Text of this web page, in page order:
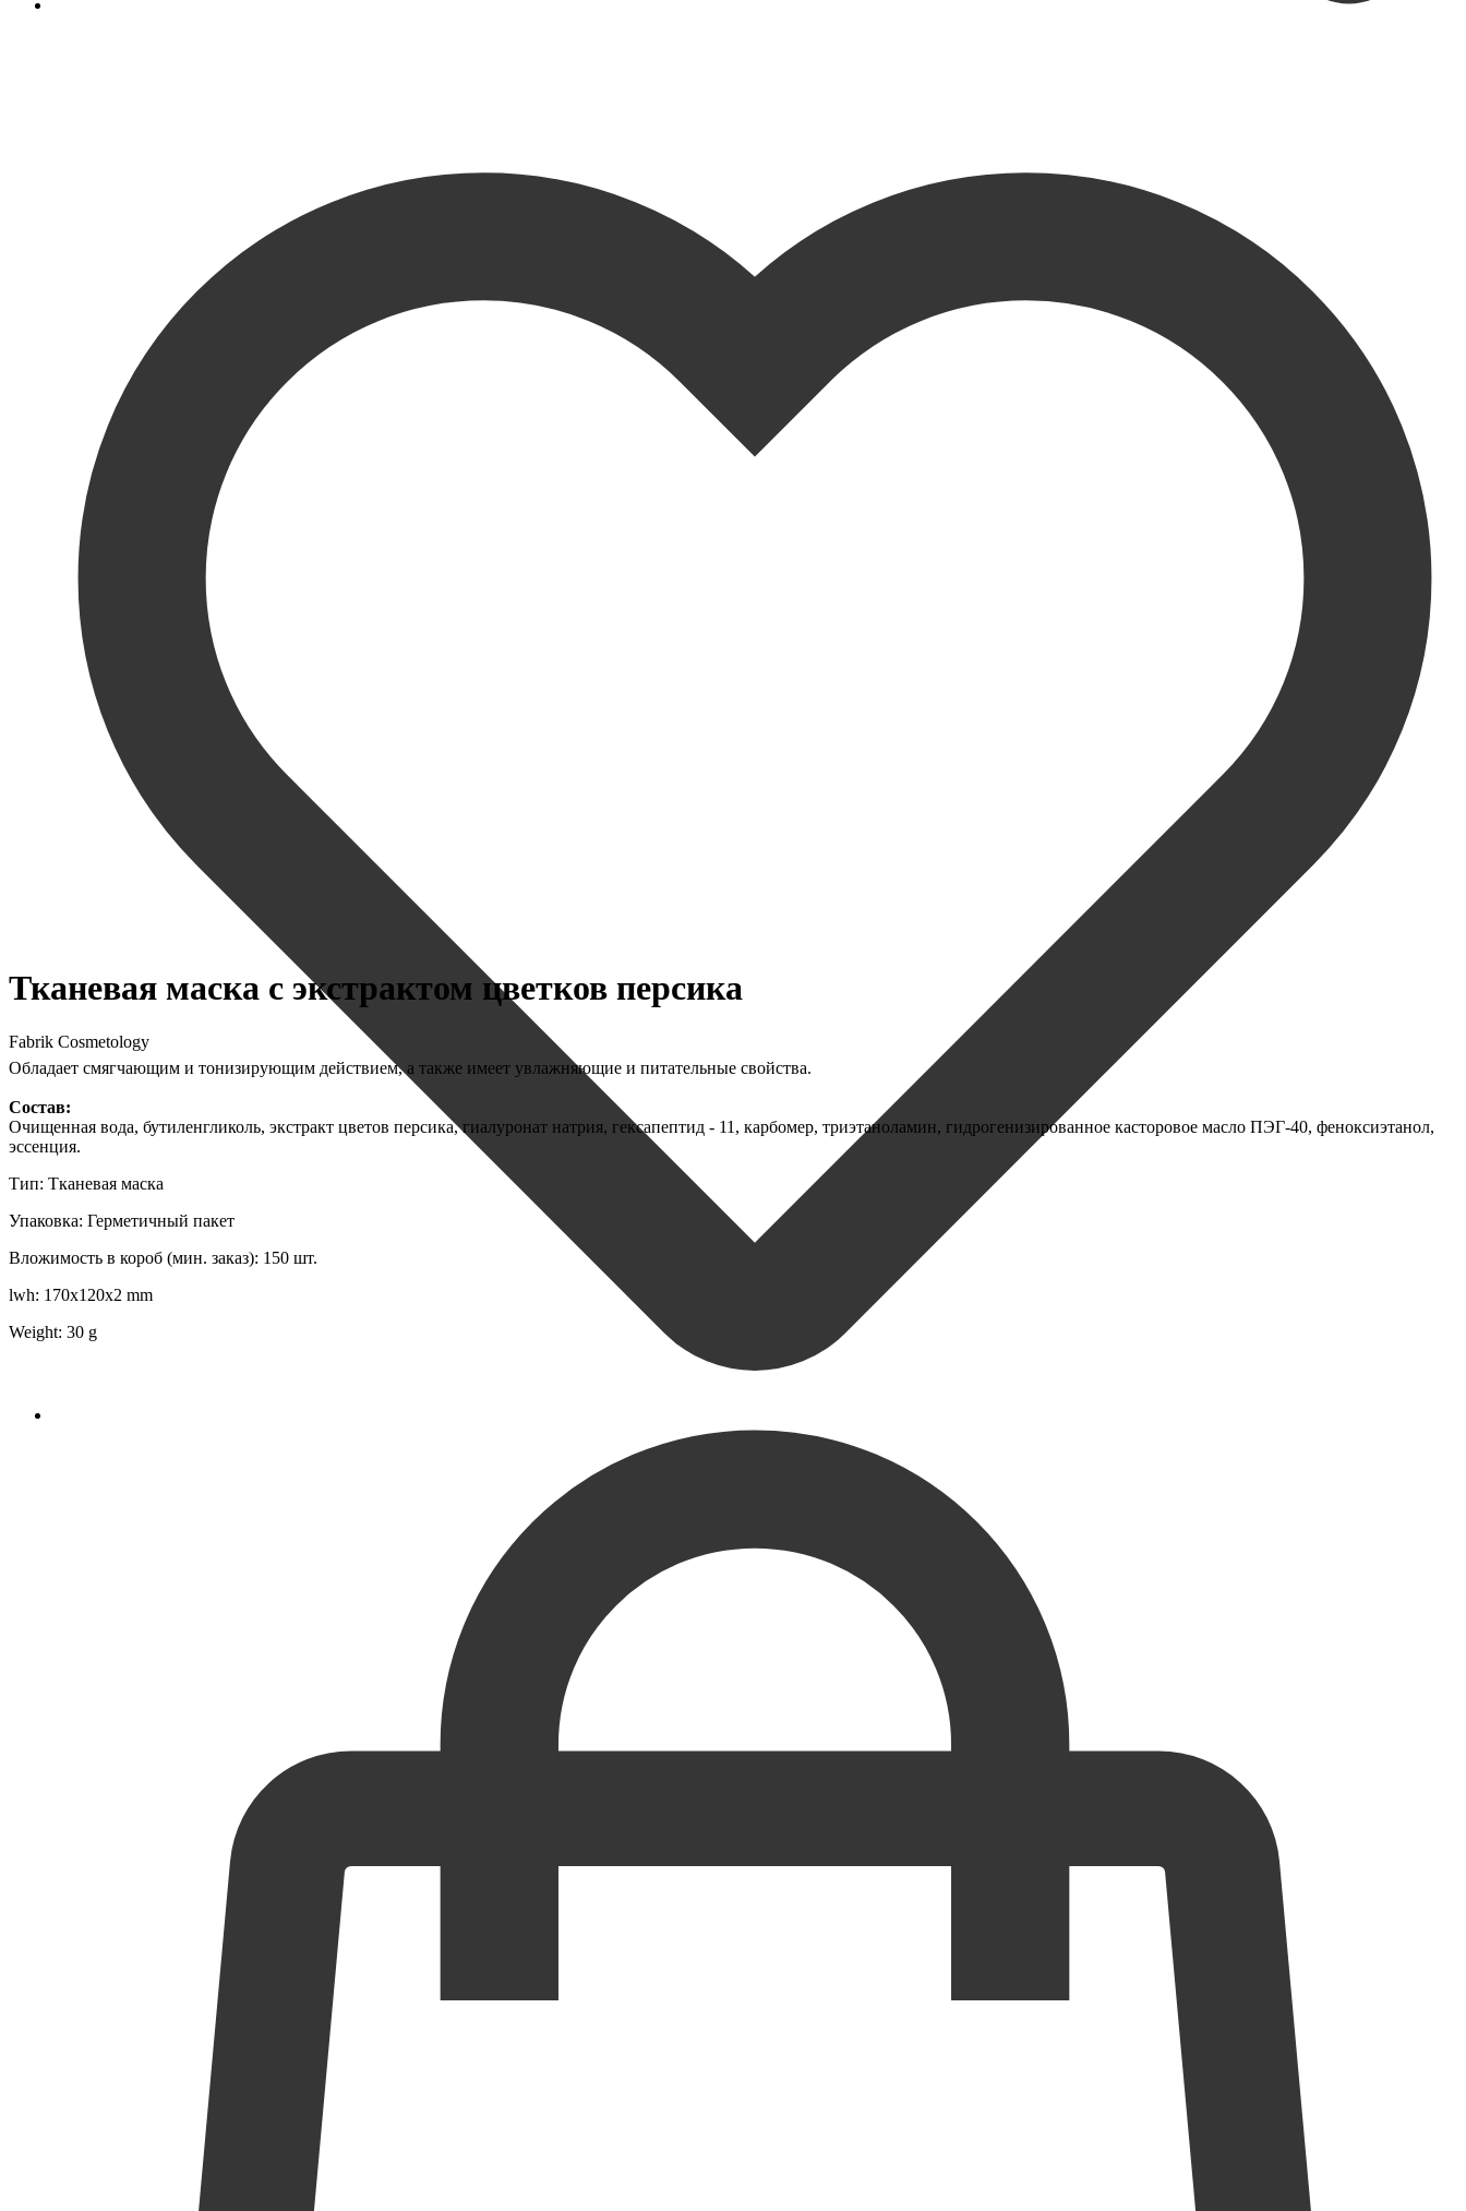
Тканевая маска с экстрактом цветков персика
Fabrik Cosmetology
Обладает смягчающим и тонизирующим действием, а также имеет увлажняющие и питательные свойства.
Состав:
Очищенная вода, бутиленгликоль, экстракт цветов персика, гиалуронат натрия, гексапептид - 11, карбомер, триэтаноламин, гидрогенизированное касторовое масло ПЭГ-40, феноксиэтанол,
эссенция.
Тип: Тканевая маска
Упаковка: Герметичный пакет
Вложимость в короб (мин. заказ): 150 шт.
lwh: 170x120x2 mm
Weight: 30 g